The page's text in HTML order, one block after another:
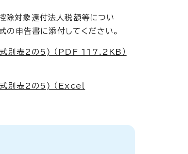
除対象還付法人税額等につい
申告書に添付してください。
式別表2の5) （PDF 117.2KB）
別表2の5) （Excel